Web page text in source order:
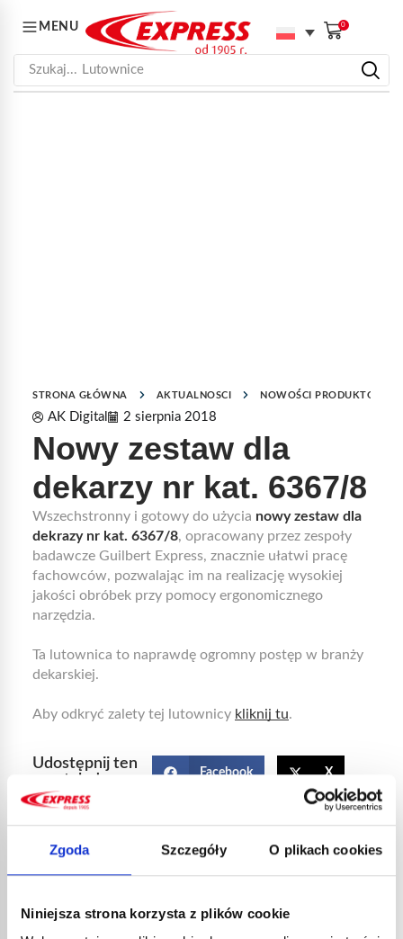
Zgoda Szczegóły O plikach cookies
Niniejsza strona korzysta z plików cookie
MENU 0
Szukaj... Lutownice
STRONA GŁÓWNA AKTUALNOSCI NOWOŚCI PRODUKTOWE
AK Digital 2 sierpnia 2018
Nowy zestaw dla
dekarzy nr kat. 6367/8
Wszechstronny i gotowy do użycia nowy zestaw dla
dekrazy nr kat. 6367/8, opracowany przez zespoły
badawcze Guilbert Express, znacznie ułatwi pracę
fachowców, pozwalając im na realizację wysokiej
jakości obróbek przy pomocy ergonomicznego
narzędzia.
Ta lutownica to naprawdę ogromny postęp w branży
dekarskiej.
Aby odkryć zalety tej lutownicy kliknij tu.
Udostępnij ten
artykuł na
Facebook X
Profesjonalne porady